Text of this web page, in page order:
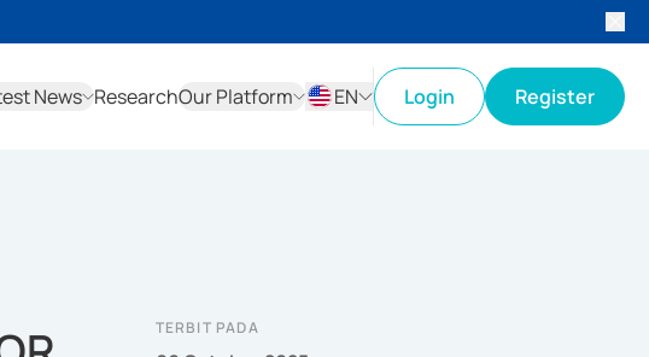
News ResearchOur Platform
EN
Login Register
TERBIT PADA